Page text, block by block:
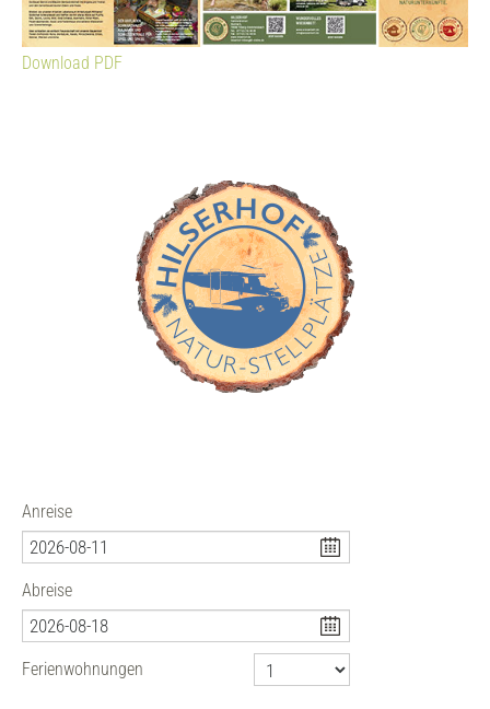
Download PDF
Anreise
Abreise
Ferienwohnungen